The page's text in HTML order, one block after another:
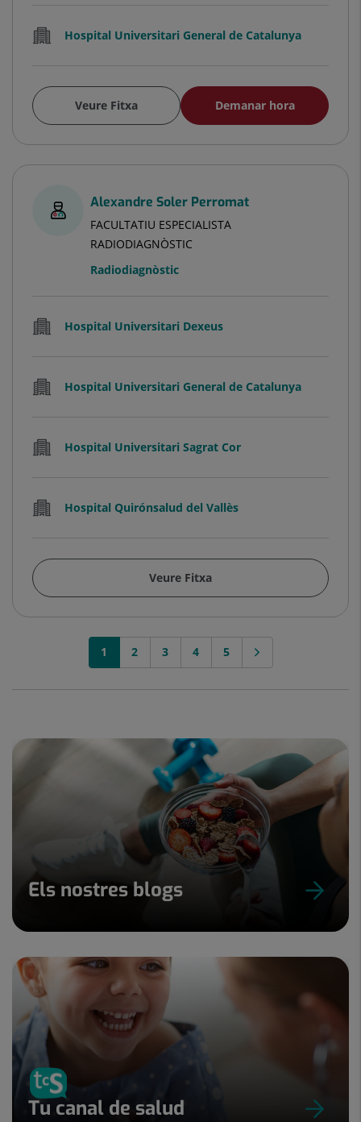
Hospital Universitari General de Catalunya
Veure Fitxa Demanar hora
Alexandre Soler Perromat
FACULTATIU ESPECIALISTA
RADIODIAGNÒSTIC
Radiodiagnòstic
Hospital Universitari Dexeus
Hospital Universitari General de Catalunya
Hospital Universitari Sagrat Cor
Hospital Quirónsalud del Vallès
Veure Fitxa
1 2 3 4 5
Els nostres blogs
Tu canal de salud